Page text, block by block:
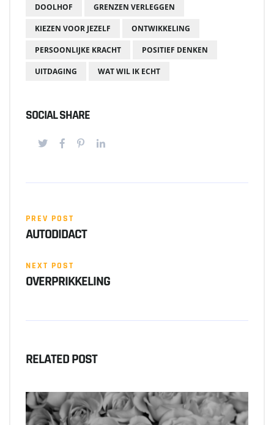
DOOLHOF GRENZEN VERLEGGEN
KIEZEN VOOR JEZELF ONTWIKKELING
PERSOONLIJKE KRACHT POSITIEF DENKEN
UITDAGING WAT WIL IK ECHT
SOCIAL SHARE
PREV POST
AUTODIDACT
NEXT POST
OVERPRIKKELING
RELATED POST